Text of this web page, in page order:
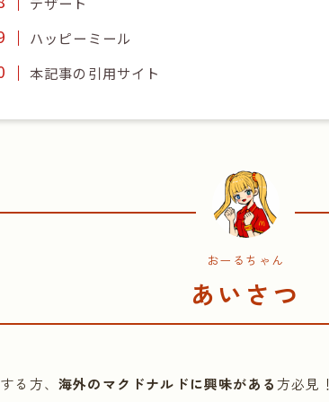
ハッピーミール
本記事の引用サイト
おーるちゃん
あいさつ
する方、海外のマクドナルドに興味がある方必見！